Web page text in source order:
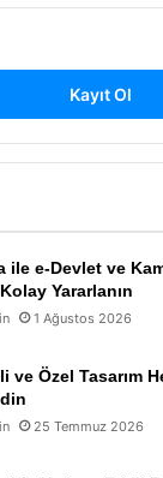
Kayıt Ol
ile e-Devlet ve
Yararlanın
1 Ağustos 2026
ve Özel Tasarım
25 Temmuz 2026